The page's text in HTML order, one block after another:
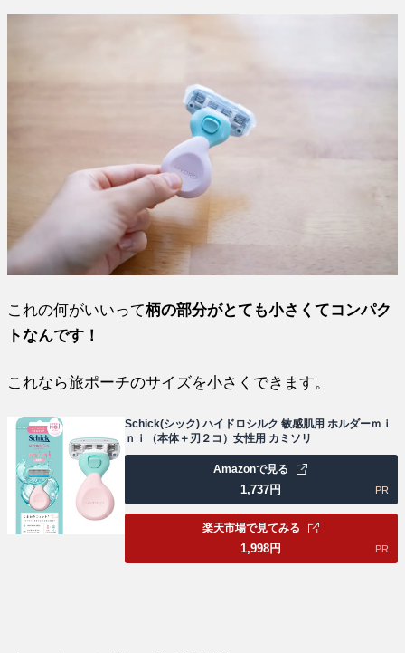
これの何がいいって柄の部分がとても小さくてコンパク
トなんです！
これなら旅ポーチのサイズを小さくできます。
Schick(シック) ハイドロシルク 敏感肌用 ホルダーｍｉ
ｎｉ（本体＋刃２コ）女性用 カミソリ
1,737円
Amazonで見る
PR
1,998円
楽天市場で見てみる
PR